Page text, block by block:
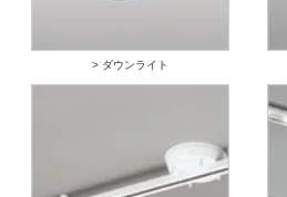
> ダウンライト